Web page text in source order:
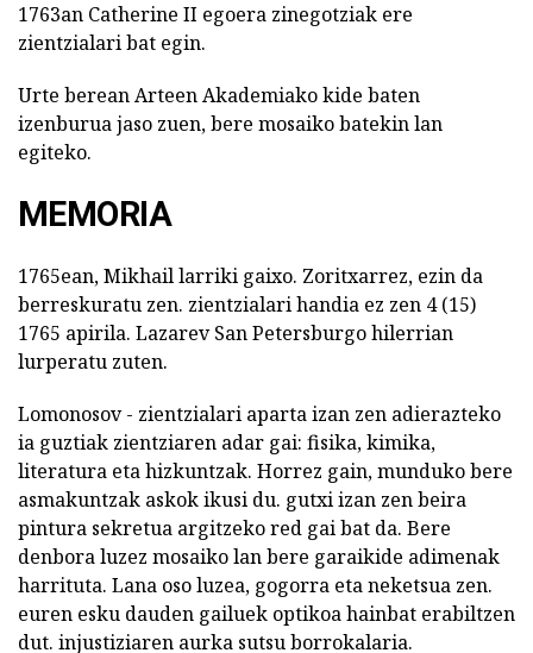
1763an Catherine II egoera zinegotziak ere
zientzialari bat egin.
Urte berean Arteen Akademiako kide baten
izenburua jaso zuen, bere mosaiko batekin lan
egiteko.
MEMORIA
1765ean, Mikhail larriki gaixo. Zoritxarrez, ezin da
berreskuratu zen. zientzialari handia ez zen 4 (15)
1765 apirila. Lazarev San Petersburgo hilerrian
lurperatu zuten.
Lomonosov - zientzialari aparta izan zen adierazteko
ia guztiak zientziaren adar gai: fisika, kimika,
literatura eta hizkuntzak. Horrez gain, munduko bere
asmakuntzak askok ikusi du. gutxi izan zen beira
pintura sekretua argitzeko red gai bat da. Bere
denbora luzez mosaiko lan bere garaikide adimenak
harrituta. Lana oso luzea, gogorra eta neketsua zen.
euren esku dauden gailuek optikoa hainbat erabiltzen
dut. injustiziaren aurka sutsu borrokalaria.